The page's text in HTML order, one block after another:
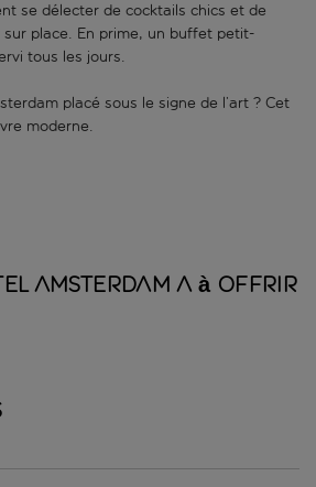
se délecter de cocktails chics et de
place. En prime, un buffet petit-
tous les jours.
placé sous le signe de l’art ? Cet
moderne.
Amsterdam a à offrir